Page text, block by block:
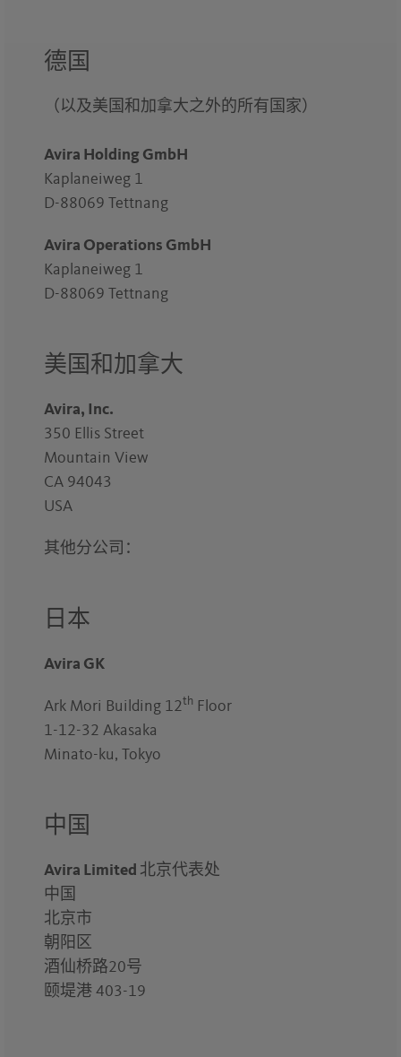
德国
（以及美国和加拿大之外的所有国家）
Avira Holding GmbH
Kaplaneiweg 1
D-88069 Tettnang
Avira Operations GmbH
Kaplaneiweg 1
D-88069 Tettnang
美国和加拿大
Avira, Inc.
350 Ellis Street
Mountain View
CA 94043
USA
其他分公司：
日本
Avira GK
Ark Mori Building 12th
Floor
1-12-32 Akasaka
Minato-ku, Tokyo
中国
Avira Limited 北京代表处
中国
北京市
朝阳区
酒仙桥路20号
颐堤港 403-19